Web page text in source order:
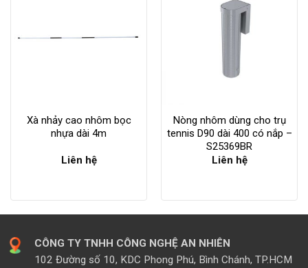
Xà nhảy cao nhôm bọc
nhựa dài 4m
Liên hệ
Nòng nhôm dùng cho trụ
tennis D90 dài 400 có nắp –
S25369BR
Liên hệ
CÔNG TY TNHH CÔNG NGHỆ AN NHIÊN
102 Đường số 10, KDC Phong Phú, Bình Chánh, TP.HCM